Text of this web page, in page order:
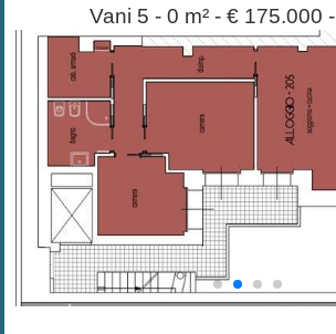
Vani 5 - 0 m² - € 175.000 -